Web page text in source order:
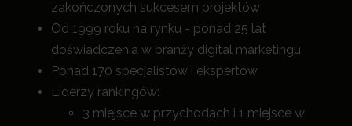
zakończonych sukcesem projektów
Od 1999 roku na rynku - ponad 25 lat
doświadczenia w branży digital marketingu
Ponad 170 specjalistów i ekspertów
Liderzy rankingów:
3 miejsce w przychodach i 1 miejsce w